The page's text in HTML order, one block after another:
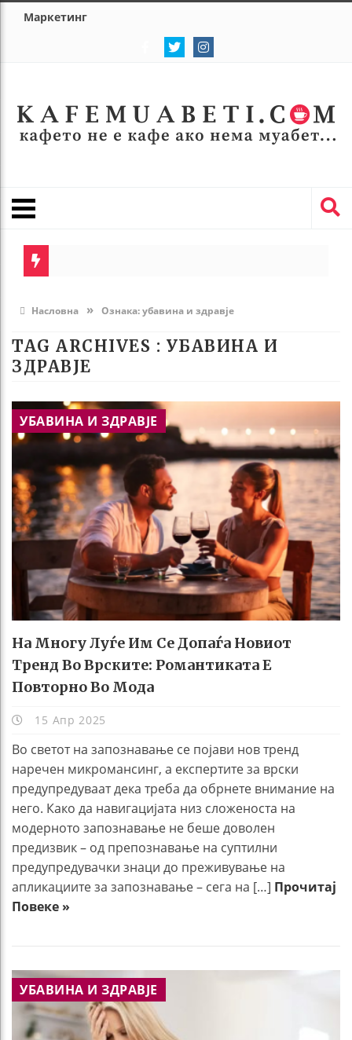
Маркетинг
Насловна » Ознака:убавина и здравје
TAG ARCHIVES : УБАВИНА И
ЗДРАВЈЕ
УБАВИНА И ЗДРАВЈЕ
На Многу Луѓе Им Се Допаѓа Новиот
Тренд Во Врските: Романтиката Е
Повторно Во Мода
15 Апр 2025
Во светот на запознавање се појави нов тренд
наречен микромансинг, а експертите за врски
предупредуваат дека треба да обрнете внимание на
него. Како да навигацијата низ сложеноста на
модерното запознавање не беше доволен
предизвик – од препознавање на суптилни
предупредувачки знаци до преживување на
апликациите за запознавање – сега на […] Прочитај
Повеке »
УБАВИНА И ЗДРАВЈЕ